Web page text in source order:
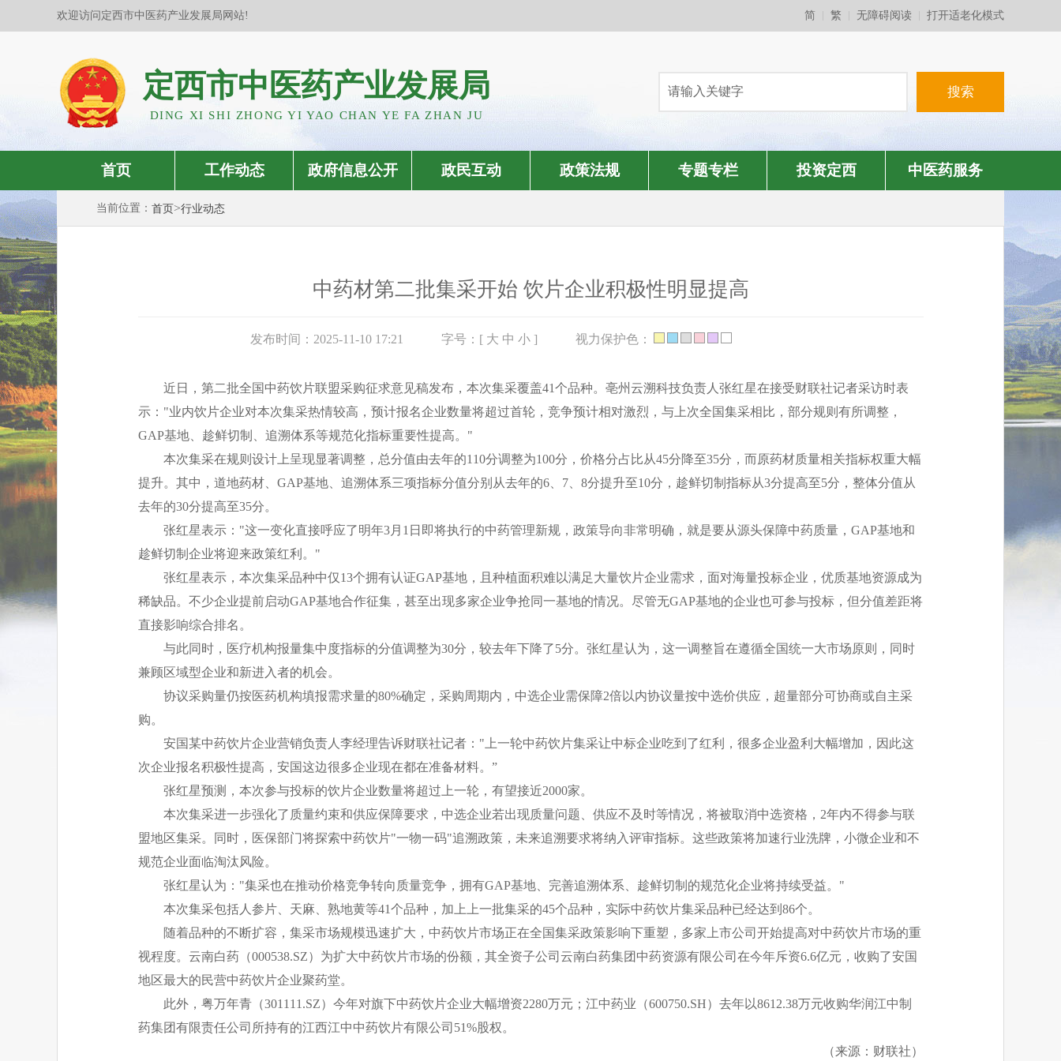
欢迎访问定西市中医药产业发展局网站! 简 繁 无障碍阅读 打开适老化模式
定西市中医药产业发展局
DING XI SHI ZHONG YI YAO CHAN YE FA ZHAN JU
首页 工作动态 政府信息公开 政民互动 政策法规 专题专栏 投资定西 中医药服务
当前位置： 首页>行业动态
中药材第二批集采开始 饮片企业积极性明显提高
发布时间：2025-11-10 17:21 字号：[ 大 中 小 ] 视力保护色：
近日，第二批全国中药饮片联盟采购征求意见稿发布，本次集采覆盖41个品种。亳州云溯科技负责人张红星在接受财联社记者采访时表
示："业内饮片企业对本次集采热情较高，预计报名企业数量将超过首轮，竞争预计相对激烈，与上次全国集采相比，部分规则有所调整，
GAP基地、趁鲜切制、追溯体系等规范化指标重要性提高。"
本次集采在规则设计上呈现显著调整，总分值由去年的110分调整为100分，价格分占比从45分降至35分，而原药材质量相关指标权重大幅
提升。其中，道地药材、GAP基地、追溯体系三项指标分值分别从去年的6、7、8分提升至10分，趁鲜切制指标从3分提高至5分，整体分值从
去年的30分提高至35分。
张红星表示："这一变化直接呼应了明年3月1日即将执行的中药管理新规，政策导向非常明确，就是要从源头保障中药质量，GAP基地和
趁鲜切制企业将迎来政策红利。"
张红星表示，本次集采品种中仅13个拥有认证GAP基地，且种植面积难以满足大量饮片企业需求，面对海量投标企业，优质基地资源成为
稀缺品。不少企业提前启动GAP基地合作征集，甚至出现多家企业争抢同一基地的情况。尽管无GAP基地的企业也可参与投标，但分值差距将
直接影响综合排名。
与此同时，医疗机构报量集中度指标的分值调整为30分，较去年下降了5分。张红星认为，这一调整旨在遵循全国统一大市场原则，同时
兼顾区域型企业和新进入者的机会。
协议采购量仍按医药机构填报需求量的80%确定，采购周期内，中选企业需保障2倍以内协议量按中选价供应，超量部分可协商或自主采
购。
安国某中药饮片企业营销负责人李经理告诉财联社记者："上一轮中药饮片集采让中标企业吃到了红利，很多企业盈利大幅增加，因此这
次企业报名积极性提高，安国这边很多企业现在都在准备材料。”
张红星预测，本次参与投标的饮片企业数量将超过上一轮，有望接近2000家。
本次集采进一步强化了质量约束和供应保障要求，中选企业若出现质量问题、供应不及时等情况，将被取消中选资格，2年内不得参与联
盟地区集采。同时，医保部门将探索中药饮片"一物一码"追溯政策，未来追溯要求将纳入评审指标。这些政策将加速行业洗牌，小微企业和不
规范企业面临淘汰风险。
张红星认为："集采也在推动价格竞争转向质量竞争，拥有GAP基地、完善追溯体系、趁鲜切制的规范化企业将持续受益。"
本次集采包括人参片、天麻、熟地黄等41个品种，加上上一批集采的45个品种，实际中药饮片集采品种已经达到86个。
随着品种的不断扩容，集采市场规模迅速扩大，中药饮片市场正在全国集采政策影响下重塑，多家上市公司开始提高对中药饮片市场的重
视程度。云南白药（000538.SZ）为扩大中药饮片市场的份额，其全资子公司云南白药集团中药资源有限公司在今年斥资6.6亿元，收购了安国
地区最大的民营中药饮片企业聚药堂。
此外，粤万年青（301111.SZ）今年对旗下中药饮片企业大幅增资2280万元；江中药业（600750.SH）去年以8612.38万元收购华润江中制
药集团有限责任公司所持有的江西江中中药饮片有限公司51%股权。
（来源：财联社）